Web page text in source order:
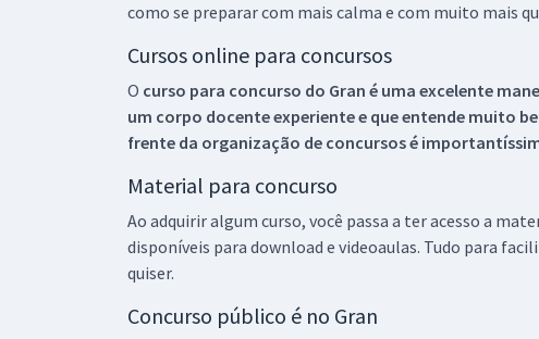
como se preparar com mais calma e com muito mais
Cursos online para concursos
O curso para concurso do Gran é uma excelente
um corpo docente experiente e que entende muito
frente da organização de concursos é
Material para concurso
Ao adquirir algum curso, você passa a ter acesso a
disponíveis para download e videoaulas. Tudo para
quiser.
Concurso público é no Gran